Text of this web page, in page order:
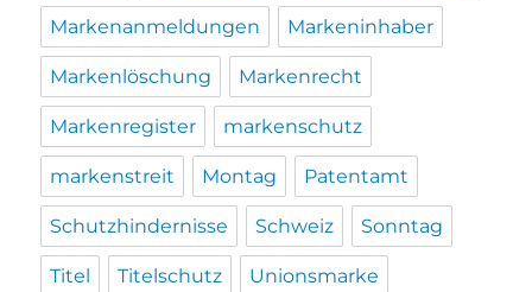
Markenanmeldungen Markeninhaber
Markenlöschung Markenrecht
Markenregister markenschutz
markenstreit Montag Patentamt
Schutzhindernisse Schweiz Sonntag
Titel Titelschutz Unionsmarke